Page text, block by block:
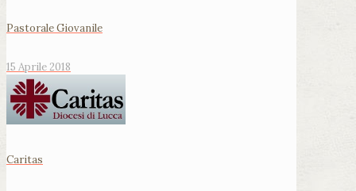
Pastorale Giovanile
15 Aprile 2018
Caritas